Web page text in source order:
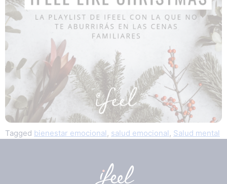
Tagged bienestar emocional, salud emocional, Salud mental